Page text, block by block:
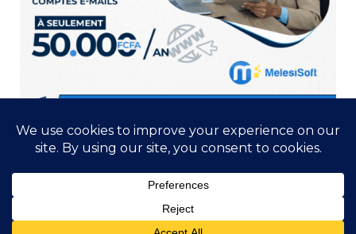
Copyright 2025 VM Médias | Développé par Melesisoft. Tous